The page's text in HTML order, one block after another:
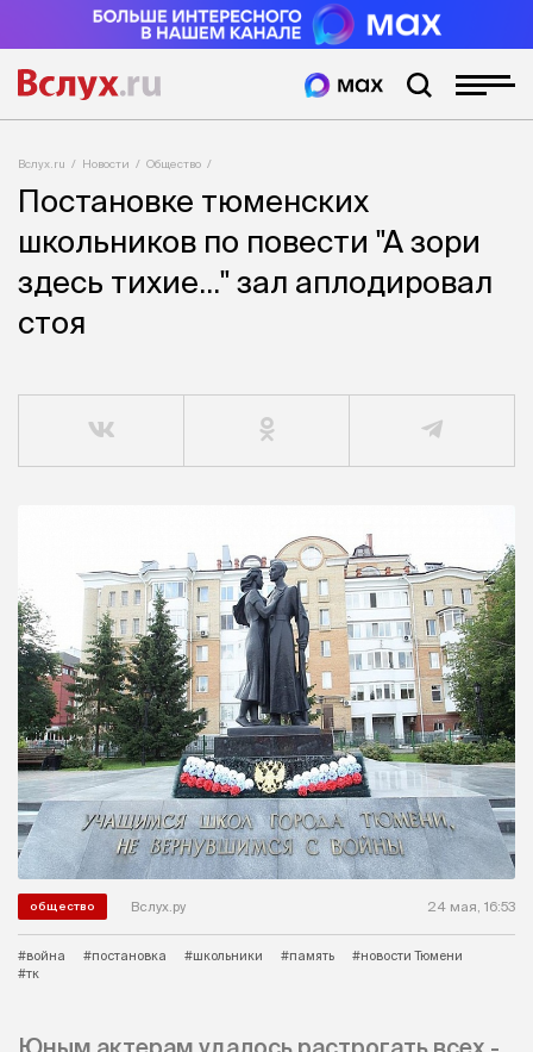
Вслух.ru Новости Общество
Постановке тюменских
школьников по повести "А зори
здесь тихие..." зал аплодировал
стоя
общество Вслух.ру 24 мая, 16:53
#война #постановка #школьники #память
#новости Тюмени
#тк